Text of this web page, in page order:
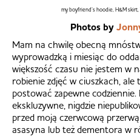
my boyfriend’s hoodie, H&M
Photos by
Mam na chwilę obecną
wyprowadzką i miesiąc do
większość czasu nie jestem w
robienie zdjęć w ciuszkach,
postować zapewne
ekskluzywne, nigdzie
przed moją czerwcową
asasyna lub też dementora w